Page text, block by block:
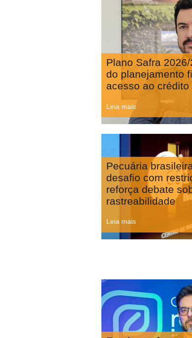
Plano Safra
do planejamento
acesso ao crédito
Leia mais
Pecuária
desafio com
reforça debate
rastreabilidade
Leia mais